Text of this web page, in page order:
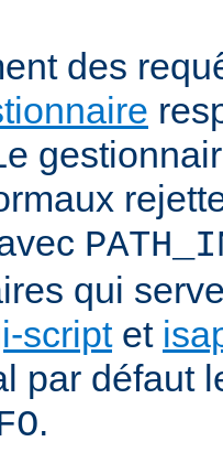
des
qui
scriptet
par défaut
.